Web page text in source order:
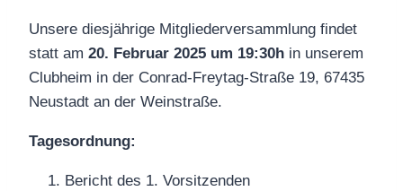
Unsere diesjährige Mitgliederversammlung findet
statt am 20. Februar 2025 um 19:30h in unserem
Clubheim in der Conrad-Freytag-Straße 19, 67435
Neustadt an der Weinstraße.
Tagesordnung:
Bericht des 1. Vorsitzenden